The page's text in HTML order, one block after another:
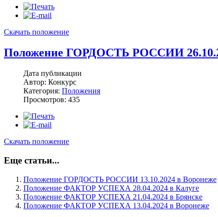
Скачать положение
Положение ГОРДОСТЬ РОССИИ
Дата публикации
Автор: Конкурс
Категория: Положения
Просмотров: 435
Скачать положение
Еще статьи...
Положение ГОРДОСТЬ РОССИИ 13.10.2024 в Воронеже
Положение ФАКТОР УСПЕХА 28.04.2024 в Калуге
Положение ФАКТОР УСПЕХА 21.04.2024 в Брянске
Положение ФАКТОР УСПЕХА 13.04.2024 в Воронеже